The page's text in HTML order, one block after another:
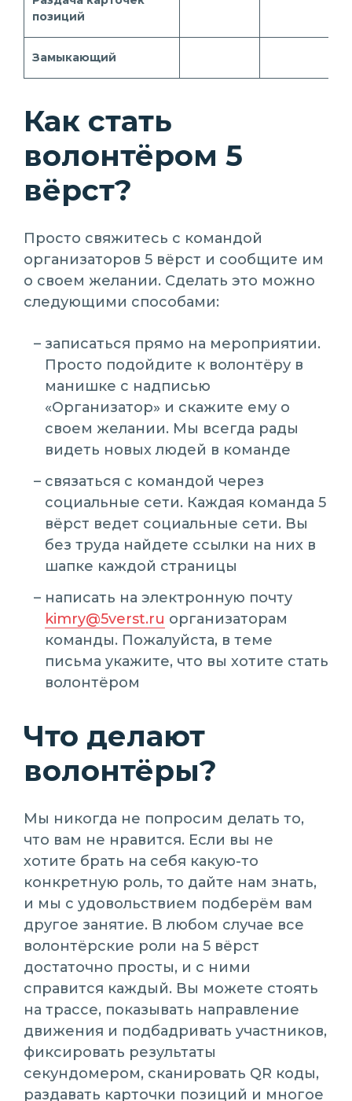
позиций
Замыкающий
Как стать
волонтёром 5
вёрст?
Просто свяжитесь с командой
организаторов 5 вёрст и сообщите им
о своем желании. Сделать это можно
следующими способами:
записаться прямо на мероприятии.
Просто подойдите к волонтёру в
манишке с надписью
«Организатор» и скажите ему о
своем желании. Мы всегда рады
видеть новых людей в команде
связаться с командой через
социальные сети. Каждая команда 5
вёрст ведет социальные сети. Вы
без труда найдете ссылки на них в
шапке каждой страницы
написать на электронную почту
kimry@5verst.ru организаторам
команды. Пожалуйста, в теме
письма укажите, что вы хотите стать
волонтёром
Что делают
волонтёры?
Мы никогда не попросим делать то,
что вам не нравится. Если вы не
хотите брать на себя какую-то
конкретную роль, то дайте нам знать,
и мы с удовольствием подберём вам
другое занятие. В любом случае все
волонтёрские роли на 5 вёрст
достаточно просты, и с ними
справится каждый. Вы можете стоять
на трассе, показывать направление
движения и подбадривать участников,
фиксировать результаты
секундомером, сканировать QR коды,
раздавать карточки позиций и многое